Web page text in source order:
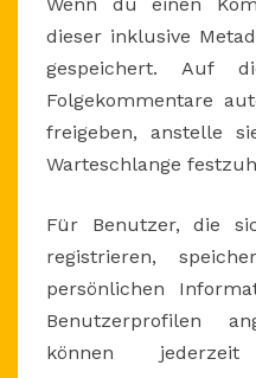
dieser inklusive
gespeichert. Auf
Folgekommentare
freigeben, anstelle
Warteschlange
Für Benutzer, die
registrieren,
persönlichen
Benutzerprofilen
können